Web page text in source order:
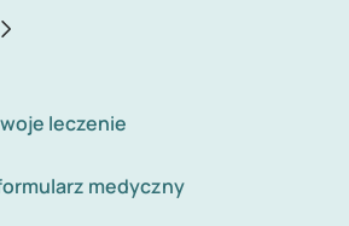
leczenie
medyczny